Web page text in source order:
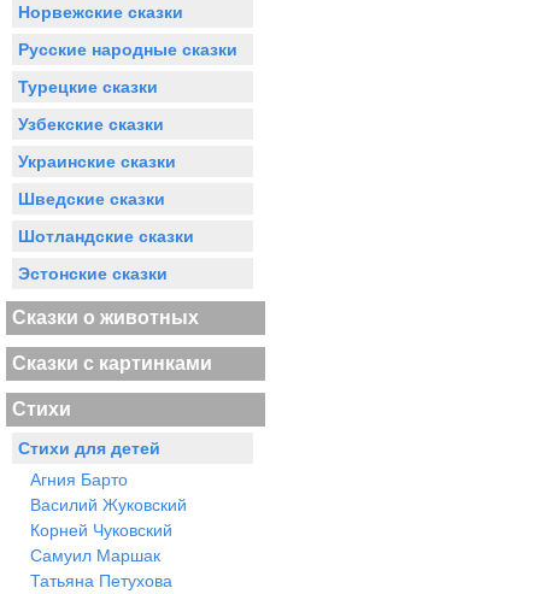
Норвежские сказки
Русские народные сказки
Турецкие сказки
Узбекские сказки
Украинские сказки
Шведские сказки
Шотландские сказки
Эстонские сказки
Сказки о животных
Сказки с картинками
Стихи
Стихи для детей
Агния Барто
Василий Жуковский
Корней Чуковский
Самуил Маршак
Татьяна Петухова